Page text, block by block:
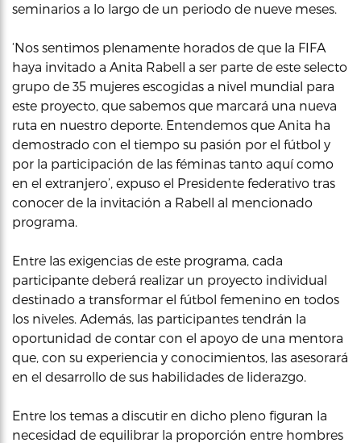
seminarios a lo largo de un periodo de nueve meses.
‘Nos sentimos plenamente horados de que la FIFA
haya invitado a Anita Rabell a ser parte de este selecto
grupo de 35 mujeres escogidas a nivel mundial para
este proyecto, que sabemos que marcará una nueva
ruta en nuestro deporte. Entendemos que Anita ha
demostrado con el tiempo su pasión por el fútbol y
por la participación de las féminas tanto aquí como
en el extranjero’, expuso el Presidente federativo tras
conocer de la invitación a Rabell al mencionado
programa.
Entre las exigencias de este programa, cada
participante deberá realizar un proyecto individual
destinado a transformar el fútbol femenino en todos
los niveles. Además, las participantes tendrán la
oportunidad de contar con el apoyo de una mentora
que, con su experiencia y conocimientos, las asesorará
en el desarrollo de sus habilidades de liderazgo.
Entre los temas a discutir en dicho pleno figuran la
necesidad de equilibrar la proporción entre hombres